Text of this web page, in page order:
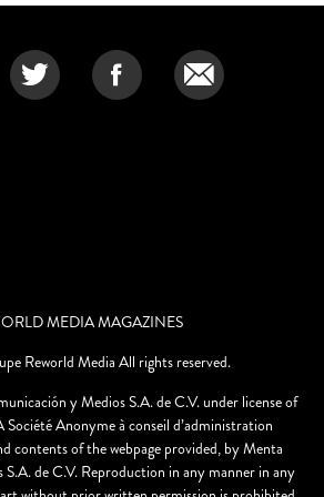
MEDIA MAGAZINES
Reworld Media All rights reserved.
y Medios S.A. de C.V. under license of
Anonyme à conseil d’administration
contents of the webpage provided, by Menta
de C.V. Reproduction in any manner in any